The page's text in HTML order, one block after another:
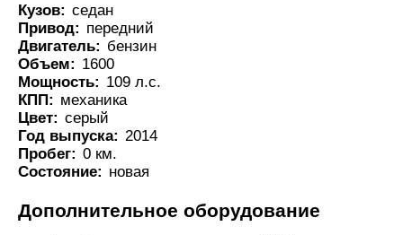
Кузов: седан
Привод: передний
Двигатель: бензин
Объем: 1600
Мощность: 109 л.с.
КПП: механика
Цвет: серый
Год выпуска: 2014
Пробег: 0 км.
Состояние: новая
Дополнительное оборудование